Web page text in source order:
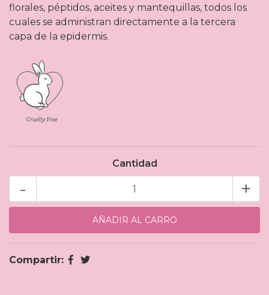
florales, péptidos, aceites y mantequillas, todos los
cuales se administran directamente a la tercera
capa de la epidermis.
Cantidad
+
-
Compartir: